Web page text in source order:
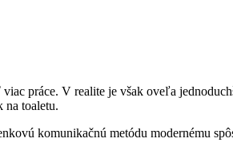
viac práce. V realite je však oveľa
na toaletu.
komunikačnú metódu modernému